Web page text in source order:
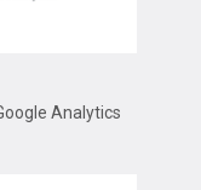
Analytics